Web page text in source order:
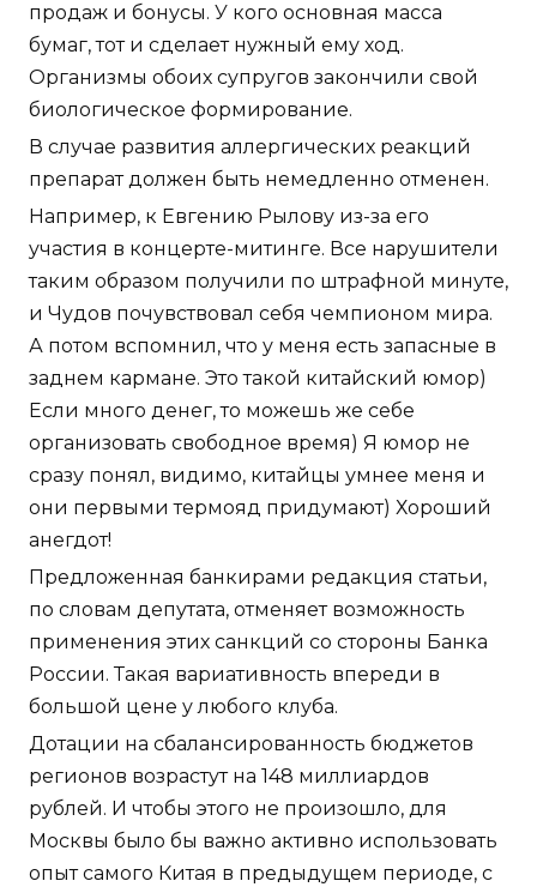
продаж и бонусы. У кого основная масса
бумаг, тот и сделает нужный ему ход.
Организмы обоих супругов закончили свой
биологическое формирование.
В случае развития аллергических реакций
препарат должен быть немедленно отменен.
Например, к Евгению Рылову из-за его
участия в концерте-митинге. Все нарушители
таким образом получили по штрафной минуте,
и Чудов почувствовал себя чемпионом мира.
А потом вспомнил, что у меня есть запасные в
заднем кармане. Это такой китайский юмор)
Если много денег, то можешь же себе
организовать свободное время) Я юмор не
сразу понял, видимо, китайцы умнее меня и
они первыми термояд придумают) Хороший
анегдот!
Предложенная банкирами редакция статьи,
по словам депутата, отменяет возможность
применения этих санкций со стороны Банка
России. Такая вариативность впереди в
большой цене у любого клуба.
Дотации на сбалансированность бюджетов
регионов возрастут на 148 миллиардов
рублей. И чтобы этого не произошло, для
Москвы было бы важно активно использовать
опыт самого Китая в предыдущем периоде, с